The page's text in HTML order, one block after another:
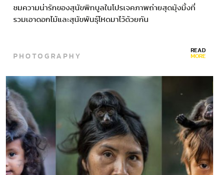
ชมความน่ารักของสุนัขพิทบูลในโปรเจคภาพถ่ายสุดมุ้งมิ้งที่
รวมเอาดอกไม้และสุนัขพันธุ์โหดมาไว้ด้วยกัน
PHOTOGRAPHY READ
MORE